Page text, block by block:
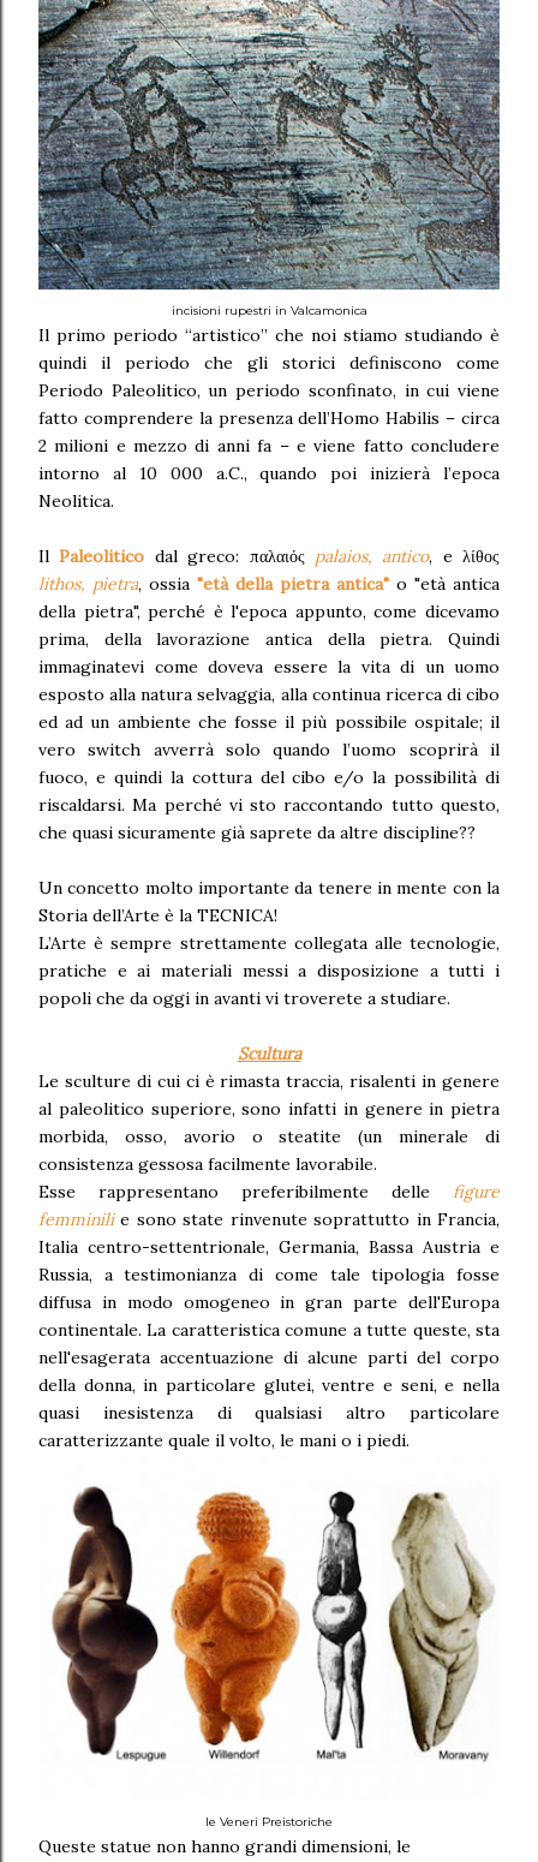
incisioni rupestri in Valcamonica
Il primo periodo “artistico” che noi stiamo studiando è
quindi il periodo che gli storici definiscono come
Periodo Paleolitico, un periodo sconfinato, in cui viene
fatto comprendere la presenza dell’Homo Habilis – circa
2 milioni e mezzo di anni fa – e viene fatto concludere
intorno al 10 000 a.C., quando poi inizierà l’epoca
Neolitica.
IlPaleolitico dal greco: παλαιός palaios, antico, e λίθος
lithos, pietra, ossia "età della pietra antica" o "età antica
della pietra", perché è l'epoca appunto, come dicevamo
prima, della lavorazione antica della pietra. Quindi
immaginatevi come doveva essere la vita di un uomo
esposto alla natura selvaggia, alla continua ricerca di cibo
ed ad un ambiente che fosse il più possibile ospitale; il
vero switch avverrà solo quando l’uomo scoprirà il
fuoco, e quindi la cottura del cibo e/o la possibilità di
riscaldarsi. Ma perché vi sto raccontando tutto questo,
che quasi sicuramente già saprete da altre discipline??
Un concetto molto importante da tenere in mente con la
Storia dell’Arte è la TECNICA!
L’Arte è sempre strettamente collegata alle tecnologie,
pratiche e ai materiali messi a disposizione a tutti i
popoli che da oggi in avanti vi troverete a studiare.
Scultura
Le sculture di cui ci è rimasta traccia, risalenti in genere
al paleolitico superiore, sono infatti in genere in pietra
morbida, osso, avorio o steatite (un minerale di
consistenza gessosa facilmente lavorabile.
Esse rappresentano preferibilmente delle figure
femminilie sono state rinvenute soprattutto in Francia,
Italia centro-settentrionale, Germania, Bassa Austria e
Russia, a testimonianza di come tale tipologia fosse
diffusa in modo omogeneo in gran parte dell'Europa
continentale. La caratteristica comune a tutte queste, sta
nell'esagerata accentuazione di alcune parti del corpo
della donna, in particolare glutei, ventre e seni, e nella
quasi inesistenza di qualsiasi altro particolare
caratterizzante quale il volto, le mani o i piedi.
le Veneri Preistoriche
Queste statue non hanno grandi dimensioni, le